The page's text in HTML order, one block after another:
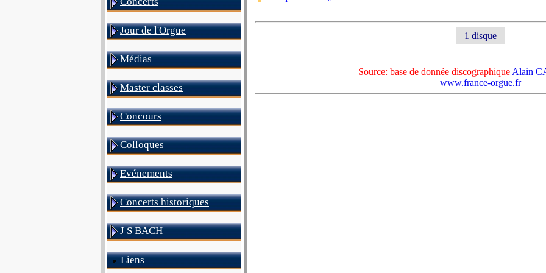
Jour de l'Orgue
Médias
Master classes
Concours
Colloques
Evénements
Concerts historiques
J S BACH
Liens
1 disque
Source: base de donnée discographique Alain
www.france-orgue.fr